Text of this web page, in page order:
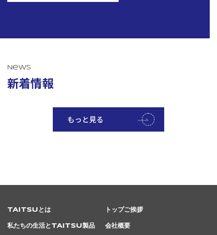
News
新着情報
もっと見る
TAITSUとは
私たちの生活とTAITSU製品
トップご挨拶
会社概要